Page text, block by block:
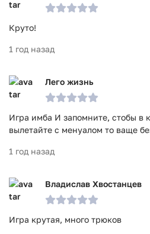
Круто!
1 год назад
Лего жизнь
Игра имба И запомните, стобы в
вылетайте с менуалом то ваще
1 год назад
Владислав Хвостанцев
Игра крутая, много трюков